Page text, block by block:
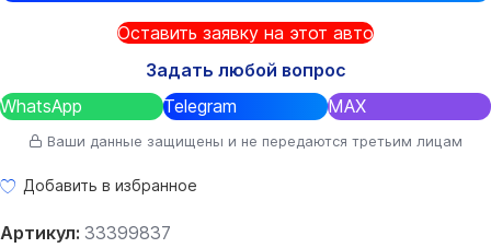
Оставить заявку на этот авто
Задать любой вопрос
WhatsApp
Telegram MAX
Ваши данные защищены и не передаются третьим лицам
Добавить в избранное
Артикул: 33399837